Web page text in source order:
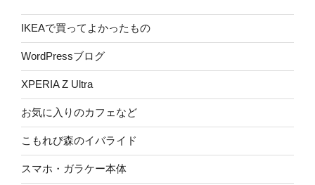
IKEAで買ってよかったもの
WordPressブログ
XPERIA Z Ultra
お気に入りのカフェなど
こもれび森のイバライド
スマホ・ガラケー本体